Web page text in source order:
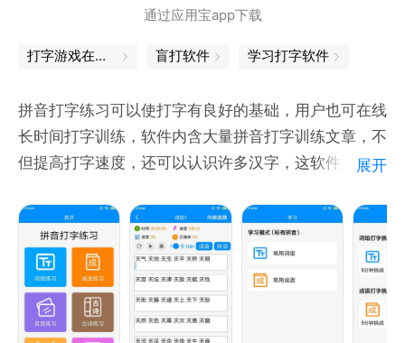
家长可依据儿童的拼音水平管理学习进度、环节和使用
时长。还可自行在拼音库中“打印拼音”，让儿童线上线
下结合学习。
从【宝宝巴士拼音】掌握拼音拼读开始，到【宝宝巴士
汉字】识字认字，【宝宝巴士数学】锻炼思维逻辑，
【宝宝巴士英语】学习少儿英语，【宝宝巴士科学】探
索十万个为什么，【宝宝巴士阅读】养成阅读习惯，宝
宝巴士，陪伴孩子每一步成长。
通过应用宝app下载
打字游戏在线玩 盲打软件 学习打字软件
拼音打字练习可以使打字有良好的基础，用户也可在线
长时间打字训练，软件内含大量拼音打字训练文章，不
但提高打字速度，还可以认识许多汉字，这软件是很好
展开